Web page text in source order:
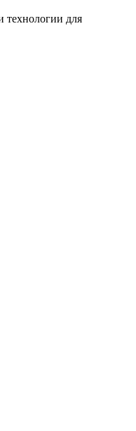
технологии для